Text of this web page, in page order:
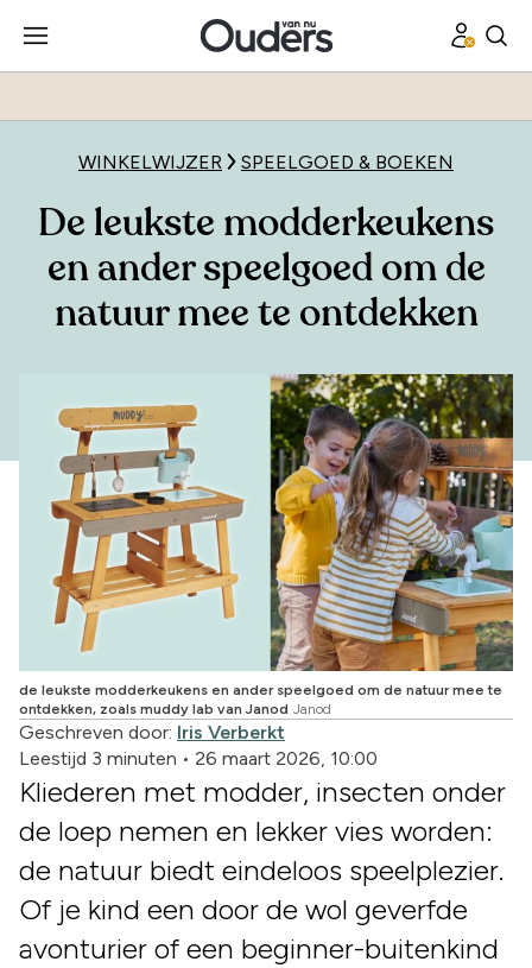
WINKELWIJZER SPEELGOED & BOEKEN
De leukste modderkeukens
en ander speelgoed om de
natuur mee te ontdekken
de leukste modderkeukens en ander speelgoed om de natuur mee te
ontdekken, zoals muddy lab van Janod Janod
Geschreven door: Iris Verberkt
Leestijd 3 minuten • 26 maart 2026, 10:00
Kliederen met modder, insecten onder
de loep nemen en lekker vies worden:
de natuur biedt eindeloos speelplezier.
Of je kind een door de wol geverfde
avonturier of een beginner-buitenkind